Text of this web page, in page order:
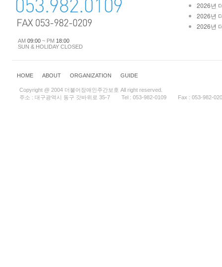
AM 09:00 ~ PM 18:00
SUN & HOLIDAY CLOSED
2026년
2026년
2026년
HOME ABOUT ORGANIZATION GUIDE
Copyright @ 2004 더불어장애인주간보호 All right reserved.
주소 : 대구광역시 동구 갓바위로 35-7
Tel : 053-982-0109 Fax : 053-982-